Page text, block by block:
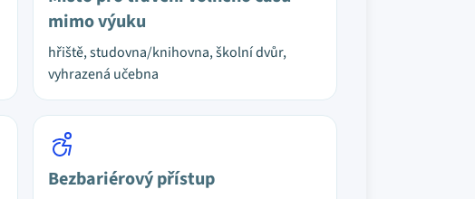
mimo výuku
hřiště, studovna/knihovna, školní dvůr,
vyhrazená učebna
Bezbariérový přístup